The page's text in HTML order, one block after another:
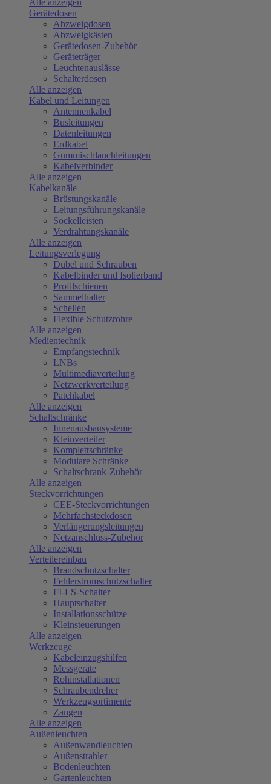
Alle anzeigen
Gerätedosen
Abzweigdosen
Abzweigkästen
Gerätedosen-Zubehör
Geräteträger
Leuchtenauslässe
Schalterdosen
Alle anzeigen
Kabel und Leitungen
Antennenkabel
Busleitungen
Datenleitungen
Erdkabel
Gummischlauchleitungen
Kabelverbinder
Alle anzeigen
Kabelkanäle
Brüstungskanäle
Leitungsführungskanäle
Sockelleisten
Verdrahtungskanäle
Alle anzeigen
Leitungsverlegung
Dübel und Schrauben
Kabelbinder und Isolierband
Profilschienen
Sammelhalter
Schellen
Flexible Schutzrohre
Alle anzeigen
Medientechnik
Empfangstechnik
LNBs
Multimediaverteilung
Netzwerkverteilung
Patchkabel
Alle anzeigen
Schaltschränke
Innenausbausysteme
Kleinverteiler
Komplettschränke
Modulare Schränke
Schaltschrank-Zubehör
Alle anzeigen
Steckvorrichtungen
CEE-Steckvorrichtungen
Mehrfachsteckdosen
Verlängerungsleitungen
Netzanschluss-Zubehör
Alle anzeigen
Verteilereinbau
Brandschutzschalter
Fehlerstromschutzschalter
FI-LS-Schalter
Hauptschalter
Installationsschütze
Kleinsteuerungen
Alle anzeigen
Werkzeuge
Kabeleinzugshilfen
Messgeräte
Rohinstallationen
Schraubendreher
Werkzeugsortimente
Zangen
Alle anzeigen
Außenleuchten
Außenwandleuchten
Außenstrahler
Bodenleuchten
Gartenleuchten